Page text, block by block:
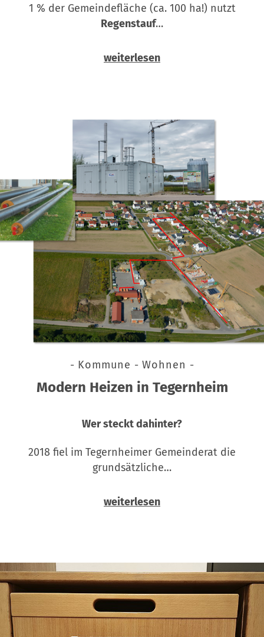
1 % der Gemeindefläche (ca. 100 ha!) nutzt
Regenstauf…
weiterlesen
- Kommune - Wohnen -
Modern Heizen in Tegernheim
Wer steckt dahinter?
2018 fiel im Tegernheimer Gemeinderat die
grundsätzliche…
weiterlesen